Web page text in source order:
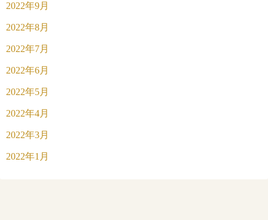
2022年9月
2022年8月
2022年7月
2022年6月
2022年5月
2022年4月
2022年3月
2022年1月